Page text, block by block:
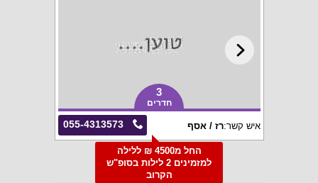
3
חדרים
055-4313573 איש קשר:רז / אסף
החל מ4500 ₪ ללילה
למזמינים 2 לילות בסופ"ש
הקרוב